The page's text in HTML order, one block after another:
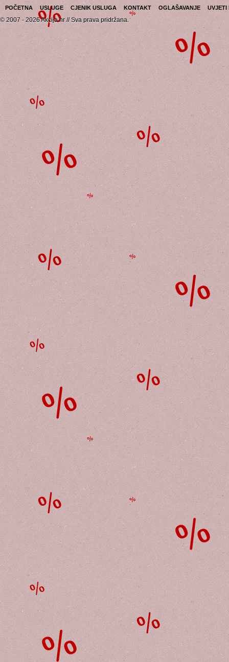
POČETNA USLUGE CJENIK USLUGA KONTAKT OGLAŠAVANJE UVJETI
© 2007 - 2026 Akcija.hr // Sva prava pridržana.